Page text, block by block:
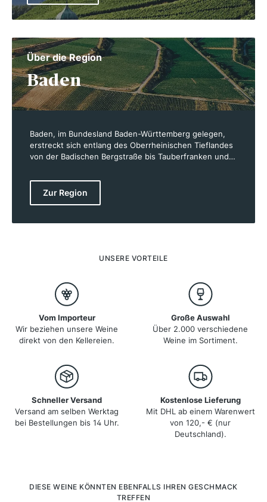
Über die Region
Baden
Baden, im Bundesland Baden-Württemberg gelegen,
erstreckt sich entlang des Oberrheinischen Tieflandes
von der Badischen Bergstraße bis Tauberfranken und
bekannt für ihre hohe Sonnenscheindauer und das
überdurchschnittlich warme Klima, ist das südlichste
wie Elsass und Loire zählen. Baden ist in neun
vielfältigen Landschaften und Böden auszeichnen. Der
wobei insbesondere Spätburgunder und
Weißburgunder hervorzuheben sind. Die Weine aus
Baden sind bekannt für ihre Qualität und Komplexität,
die durch das milde Klima und die verschiedenen
Bodentypen unterstützt werden.
Zur Region
UNSERE VORTEILE
Vom Importeur
Wir beziehen unsere Weine
direkt von den Kellereien.
Große Auswahl
Über 2.000 verschiedene
Weine im Sortiment.
Schneller Versand
Versand am selben Werktag
bei Bestellungen bis 14 Uhr.
Kostenlose Lieferung
Mit DHL ab einem Warenwert
von 120,- € (nur
Deutschland).
Produktgalerie überspringen
DIESE WEINE KÖNNTEN EBENFALLS IHREN GESCHMACK
TREFFEN